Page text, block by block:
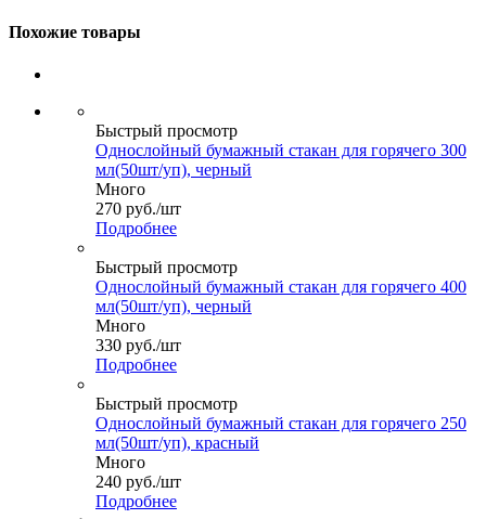
Похожие товары
Быстрый просмотр
Однослойный бумажный стакан для горячего 300
мл(50шт/уп), черный
Много
270 руб./шт
Подробнее
Быстрый просмотр
Однослойный бумажный стакан для горячего 400
мл(50шт/уп), черный
Много
330 руб./шт
Подробнее
Быстрый просмотр
Однослойный бумажный стакан для горячего 250
мл(50шт/уп), красный
Много
240 руб./шт
Подробнее